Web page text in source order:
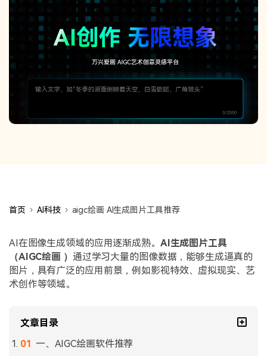
首页 AI科技 aigc绘画 AI生成图片工具推荐
AI在图像生成领域的应用逐渐成熟。 AI生成图片工具
（AIGC绘画 ） 通过学习大量的图像数据，能够生成逼真的
图片，具有广泛的应用前景，例如影视特效、虚拟现实、艺
术创作等领域。
文章目录
一、AIGC绘画软件推荐